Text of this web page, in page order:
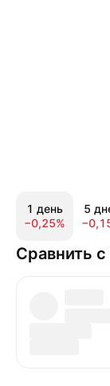
1 день
−0,25%
5
Сравнить